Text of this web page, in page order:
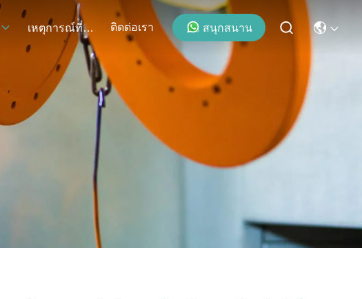
เหตุการณ์ที่เกิดขึ้น ติดต่อเรา สนุกสนาน